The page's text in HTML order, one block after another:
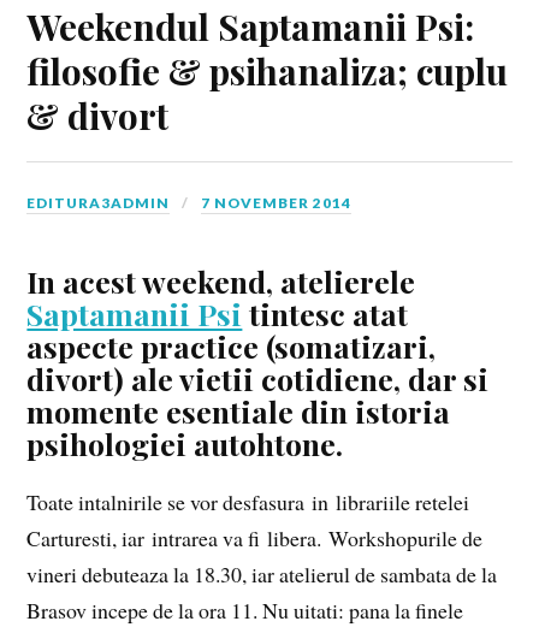
Weekendul Saptamanii Psi:
filosofie & psihanaliza; cuplu
& divort
EDITURA3ADMIN 7 NOVEMBER 2014
In acest weekend, atelierele
Saptamanii Psi tintesc atat
aspecte practice (somatizari,
divort) ale vietii cotidiene, dar si
momente esentiale din istoria
psihologiei autohtone.
Toate intalnirile se vor desfasura in librariile retelei
Carturesti, iar intrarea va fi libera. Workshopurile de
vineri debuteaza la 18.30, iar atelierul de sambata de la
Brasov incepe de la ora 11. Nu uitati: pana la finele